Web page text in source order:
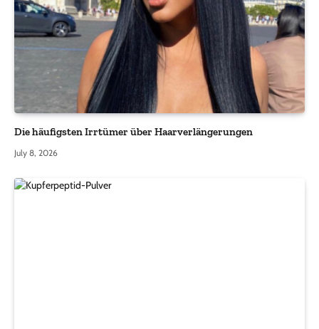
Die häufigsten Irrtümer über Haarverlängerungen
July 8, 2026